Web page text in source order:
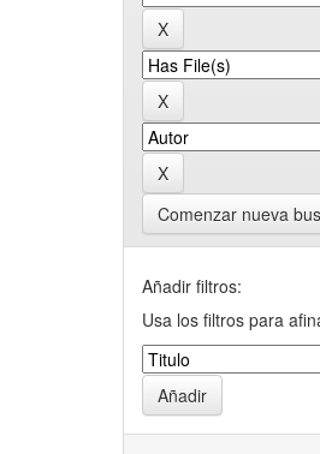
Comenzar nueva
Añadir filtros:
Usa los filtros para